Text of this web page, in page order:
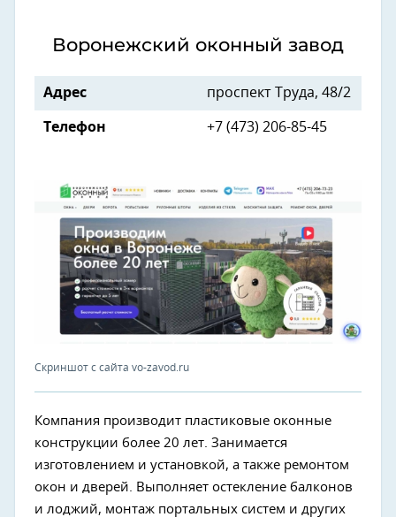
Воронежский оконный завод
Адрес проспект Труда, 48/2
Телефон +7 (473) 206-85-45
Скриншот с сайта vo-zavod.ru
Компания производит пластиковые оконные
конструкции более 20 лет. Занимается
изготовлением и установкой, а также ремонтом
окон и дверей. Выполняет остекление балконов
и лоджий, монтаж портальных систем и других